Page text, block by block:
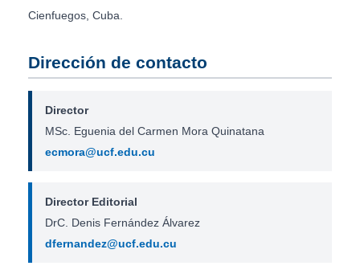
Cienfuegos, Cuba.
Dirección de contacto
Director
MSc. Eguenia del Carmen Mora Quinatana
ecmora@ucf.edu.cu
Director Editorial
DrC. Denis Fernández Álvarez
dfernandez@ucf.edu.cu